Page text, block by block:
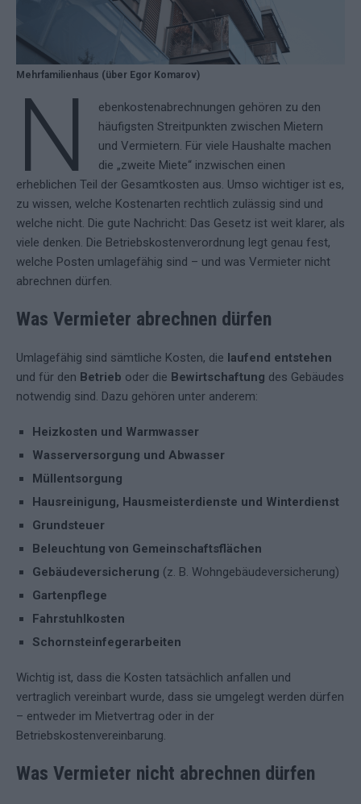
Mehrfamilienhaus (über Egor Komarov)
N
ebenkostenabrechnungen gehören zu den
häufigsten Streitpunkten zwischen Mietern
und Vermietern. Für viele Haushalte machen
die „zweite Miete“ inzwischen einen
erheblichen Teil der Gesamtkosten aus. Umso wichtiger ist es,
zu wissen, welche Kostenarten rechtlich zulässig sind und
welche nicht. Die gute Nachricht: Das Gesetz ist weit klarer, als
viele denken. Die Betriebskostenverordnung legt genau fest,
welche Posten umlagefähig sind – und was Vermieter nicht
abrechnen dürfen.
Was Vermieter abrechnen dürfen
Umlagefähig sind sämtliche Kosten, die laufend entstehen
und für den Betrieb oder die Bewirtschaftung des Gebäudes
notwendig sind. Dazu gehören unter anderem:
Heizkosten und Warmwasser
Wasserversorgung und Abwasser
Müllentsorgung
Hausreinigung, Hausmeisterdienste und Winterdienst
Grundsteuer
Beleuchtung von Gemeinschaftsflächen
Gebäudeversicherung (z. B. Wohngebäudeversicherung)
Gartenpflege
Fahrstuhlkosten
Schornsteinfegerarbeiten
Wichtig ist, dass die Kosten tatsächlich anfallen und
vertraglich vereinbart wurde, dass sie umgelegt werden dürfen
– entweder im Mietvertrag oder in der
Betriebskostenvereinbarung.
Was Vermieter nicht abrechnen dürfen